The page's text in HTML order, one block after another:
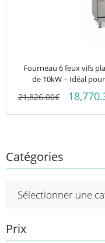
Fourneau 6 feux vifs
de 10kW – Idéal
21,826.00€
Catégories
Prix